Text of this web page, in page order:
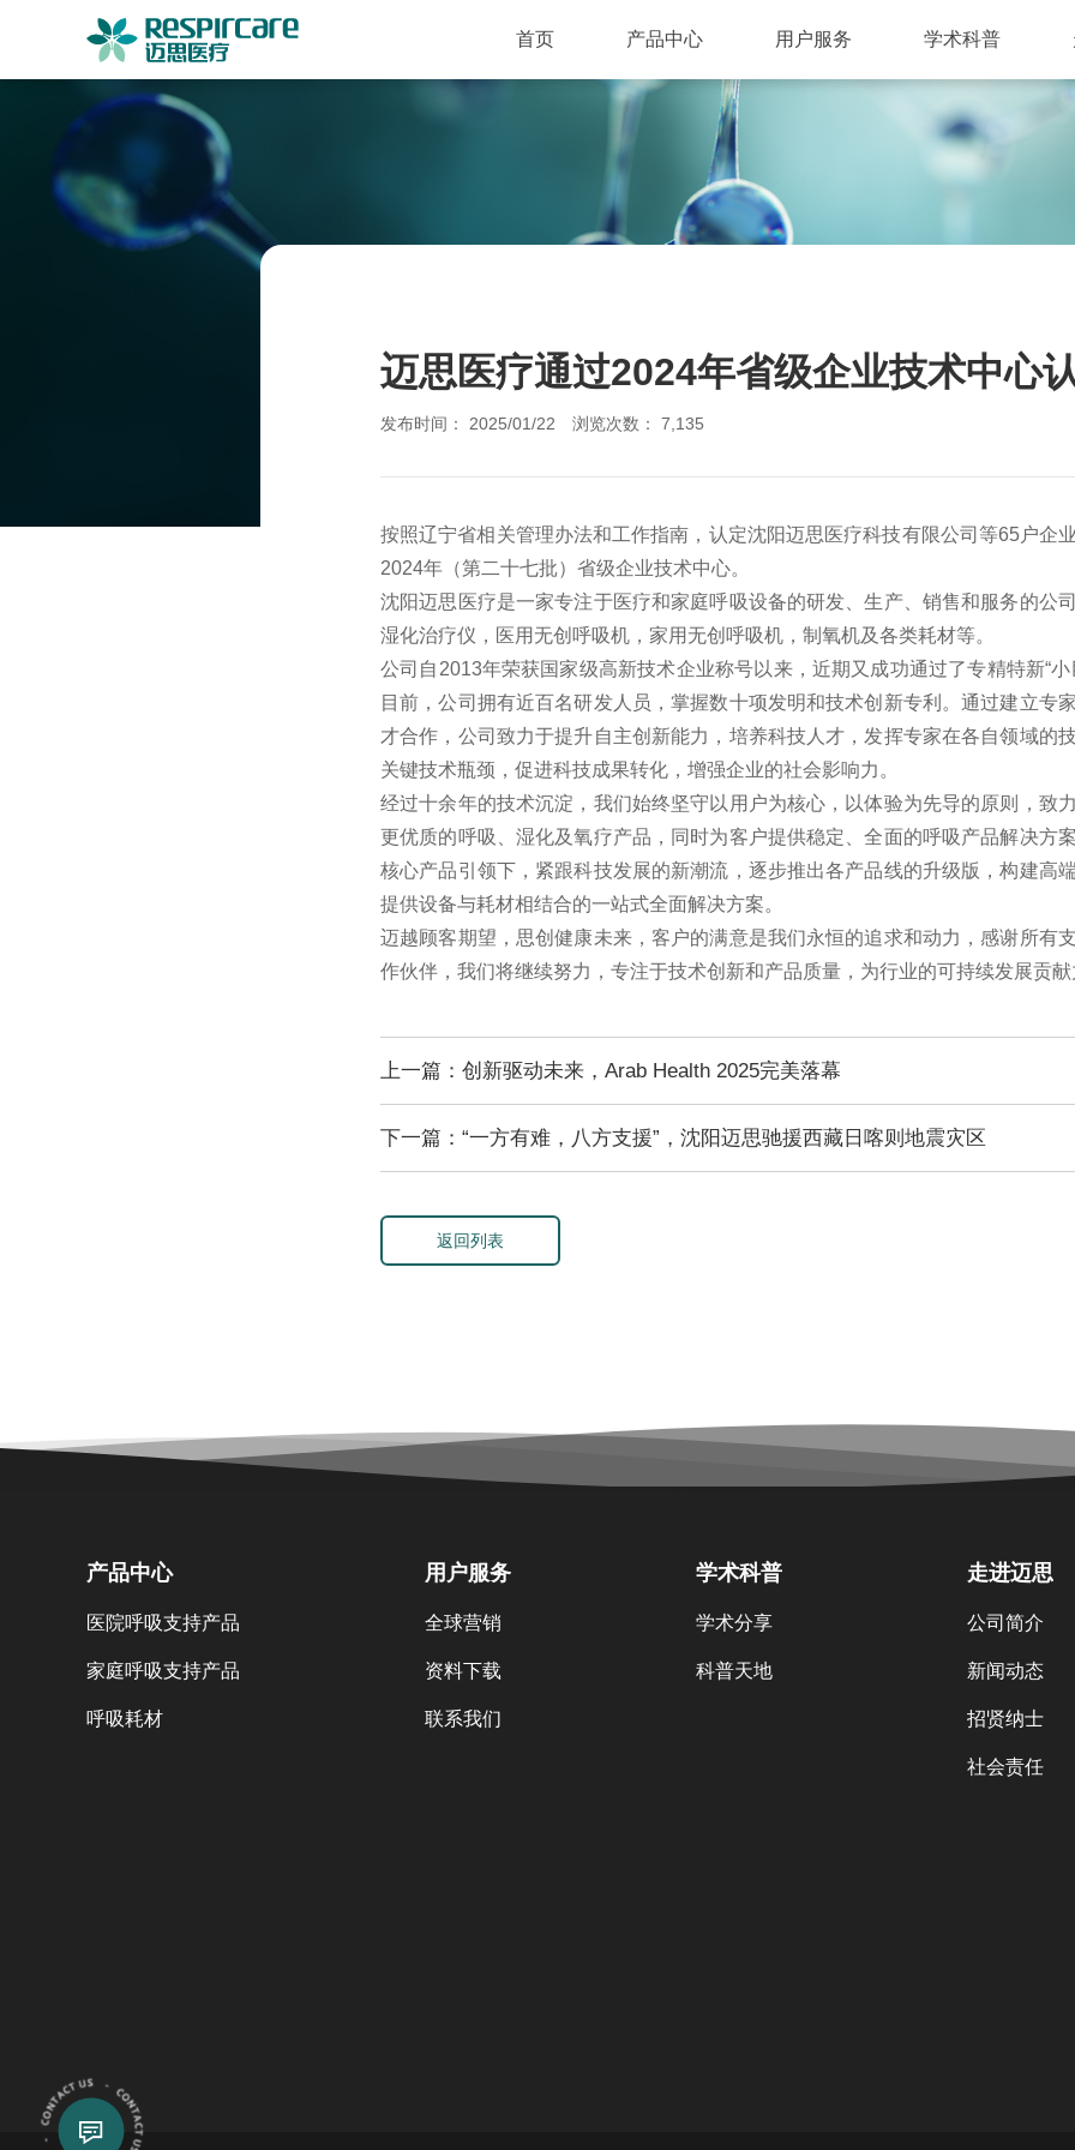
首页 产品中心 用户服务 学术科普
迈思医疗通过2024年省级企业技术中心
发布时间： 2025/01/22 浏览次数： 7,135
按照辽宁省相关管理办法和工作指南，认定沈阳迈思医疗科技有限公司等65户企
2024年（第二十七批）省级企业技术中心。
沈阳迈思医疗是一家专注于医疗和家庭呼吸设备的研发、生产、销售和服务的公
湿化治疗仪，医用无创呼吸机，家用无创呼吸机，制氧机及各类耗材等。
公司自2013年荣获国家级高新技术企业称号以来，近期又成功通过了专精特新“小
目前，公司拥有近百名研发人员，掌握数十项发明和技术创新专利。通过建立专
才合作，公司致力于提升自主创新能力，培养科技人才，发挥专家在各自领域的
关键技术瓶颈，促进科技成果转化，增强企业的社会影响力。
经过十余年的技术沉淀，我们始终坚守以用户为核心，以体验为先导的原则，致
更优质的呼吸、湿化及氧疗产品，同时为客户提供稳定、全面的呼吸产品解决方
核心产品引领下，紧跟科技发展的新潮流，逐步推出各产品线的升级版，构建高
提供设备与耗材相结合的一站式全面解决方案。
迈越顾客期望，思创健康未来，客户的满意是我们永恒的追求和动力，感谢所有
作伙伴，我们将继续努力，专注于技术创新和产品质量，为行业的可持续发展贡
上一篇：创新驱动未来，Arab Health 2025完美落幕
下一篇：“一方有难，八方支援”，沈阳迈思驰援西藏日喀则地震灾区
返回列表
产品中心
医院呼吸支持产品
家庭呼吸支持产品
呼吸耗材
用户服务
全球营销
资料下载
联系我们
学术科普
学术分享
科普天地
走进迈思
公司简介
新闻动态
招贤纳士
社会责任